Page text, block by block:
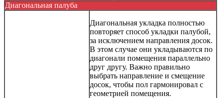
Диагональная палуба
Диагональная укладка полностью
повторяет способ укладки палубой,
за исключением направления досок.
В этом случае они укладываются по
диагонали помещения параллельно
друг другу. Важно правильно
выбрать направление и смещение
досок, чтобы пол гармонировал с
геометрией помещения.